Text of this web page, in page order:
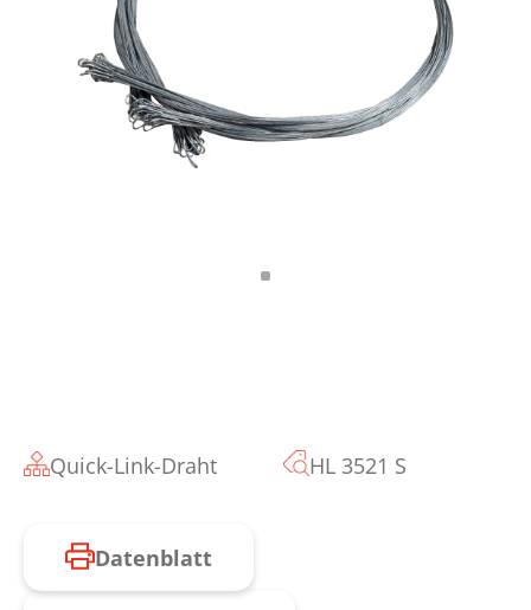
Quick-Link-Draht HL 3521 S
Datenblatt